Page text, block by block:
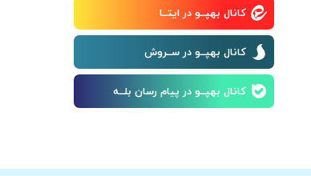
کانال بهپــو در ایتــا
کانال بهپــو در ســروش
کانال بهپــو در پیام رسان بلــه